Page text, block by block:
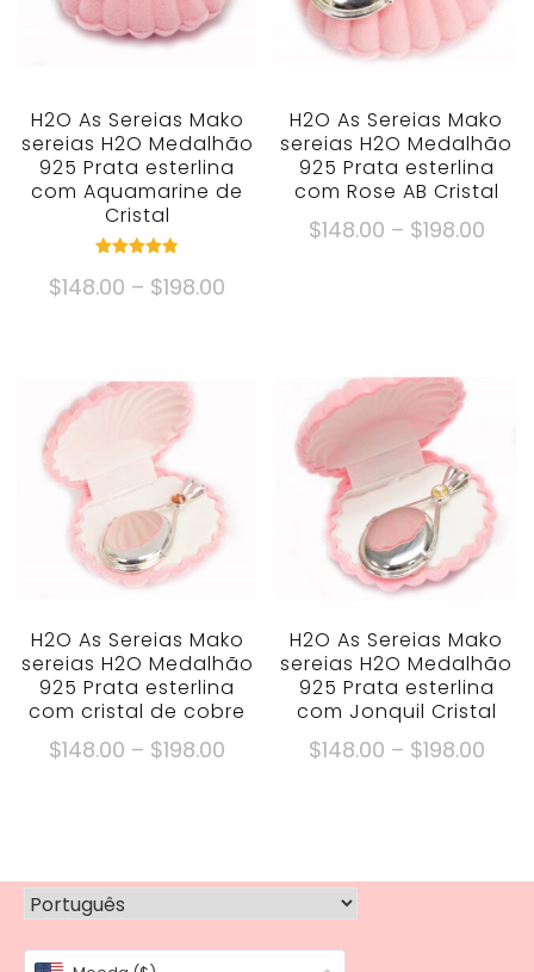
H2O As Sereias Mako
sereias H2O Medalhão
925 Prata esterlina
com Aquamarine de
Cristal
4.82
fora de 5
$148.00 – $198.00
através
$198.00
tem
múltiplas
variantes.
As
opções
podem
ser
na
página
do
H2O As Sereias Mako
sereias H2O Medalhão
925 Prata esterlina
com Rose AB Cristal
$148.00 – $198.00
variantes.
opções
podem
ser
escolhidas
na
do
produto
H2O As Sereias Mako
sereias H2O Medalhão
925 Prata esterlina
com cristal de cobre
$148.00 – $198.00
através
múltiplas
variantes.
As
H2O As Sereias Mako
sereias H2O Medalhão
925 Prata esterlina
com Jonquil Cristal
$148.00 – $198.00
múltiplas